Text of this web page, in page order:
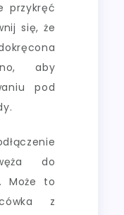
przykręć
się, że
aby
pod
do
Może to
z